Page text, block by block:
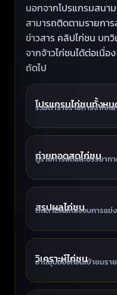
นอกจากโปรแกรมสนา
สามารถติดตามรายกา
ข่าวสาร คลิปไก่ชน บท
จากจ้าวไก่ชนได้ต่อเนื่
ถัดไป
โปรแกรมไก่ชนทั้งห
รวมตารางรายการจากห
ถ่ายทอดสดไก่ชน
ดูรายการสดและบรรยาก
สรุปผลไก่ชน
ติดตามผลหลังจบการแข่
วิเคราะห์ไก่ชน
อ่านมุมมองก่อนเข้าชมรา